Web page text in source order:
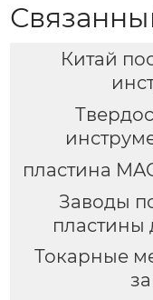
Китай
пластина
Заводы
пластины
Токарные